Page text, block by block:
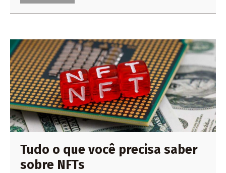
Tudo o que você precisa saber
sobre NFTs